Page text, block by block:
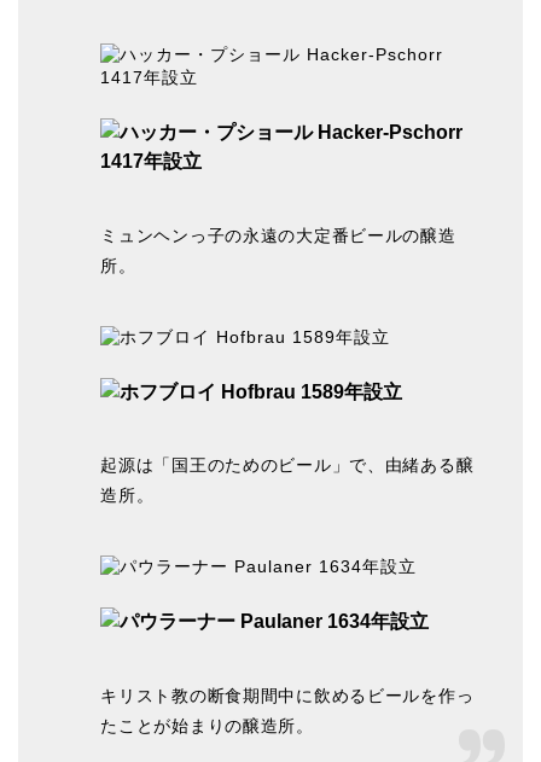
ミュンヘンっ子の永遠の大定番ビールの醸造
所。
起源は「国王のためのビール」で、由緒ある醸
造所。
キリスト教の断食期間中に飲めるビールを作っ
たことが始まりの醸造所。